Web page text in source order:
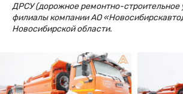
ДРСУ (дорожное ремонтно-строительное
филиалы компании АО
Новосибирской области.